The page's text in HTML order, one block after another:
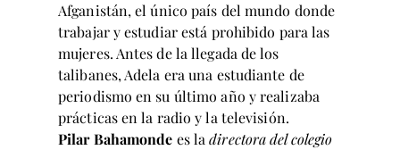
Afganistán, el único país del mundo donde
trabajar y estudiar está prohibido para las
mujeres. Antes de la llegada de los
talibanes, Adela era una estudiante de
periodismo en su último año y realizaba
prácticas en la radio y la televisión.
Pilar Bahamonde es ladirectora del colegio